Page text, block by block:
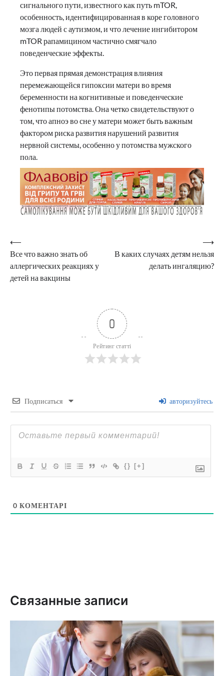
сигнального пути, известного как путь mTOR,
особенность, идентифицированная в коре головного
мозга людей с аутизмом, и что лечение ингибитором
mTOR рапамицином частично смягчало
поведенческие эффекты.
Это первая прямая демонстрация влияния
перемежающейся гипоксии матери во время
беременности на когнитивные и поведенческие
фенотипы потомства. Она четко свидетельствуют о
том, что апноэ во сне у матери может быть важным
фактором риска развития нарушений развития
нервной системы, особенно у потомства мужского
пола.
Навигация
по
записям
⟵
Все что важно знать об
аллергических реакциях у
детей на вакцины
В каких случаях детям нельзя
делать ингаляцию?
⟶
0
Рейтинг статті
Подписаться авторизуйтесь
{} [+]
0 КОМЕНТАРІ
Связанные записи